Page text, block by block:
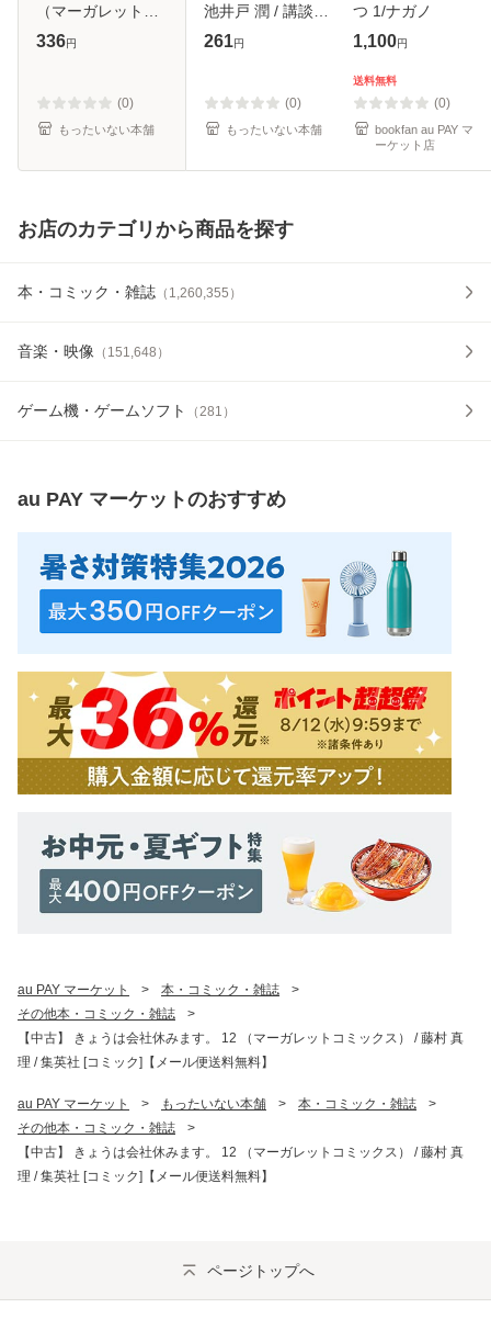
（マーガレットコ
ミックス） / 藤村
料無料】
336円
(0)
もったいない本舗
池井戸 潤 / 講談社
[文庫]【メール便送
261円
(0)
もったいない本舗
つ 1/ナガノ
1,100円
送料無料
(0)
bookfan au PAY マ
ーケット店
お店のカテゴリから商品を探す
本・コミック・雑誌 （ 1,260,355 ）
音楽・映像 （ 151,648 ）
ゲーム機・ゲームソフト （281 ）
au PAY マーケットのおすすめ
au PAY マーケット > 本・コミック・雑誌
>
その他本・コミック・雑誌
>
【中古】 きょうは会社休みます。 12 （マーガレットコミックス） / 藤村 真
理 / 集英社 [コミック]【メール便送料無料】
au PAY マーケット > もったいない本舗 > 本・コミック・雑誌
>
その他本・コミック・雑誌
>
【中古】 きょうは会社休みます。 12 （マーガレットコミックス） / 藤村 真
理 / 集英社 [コミック]【メール便送料無料】
ページトップへ